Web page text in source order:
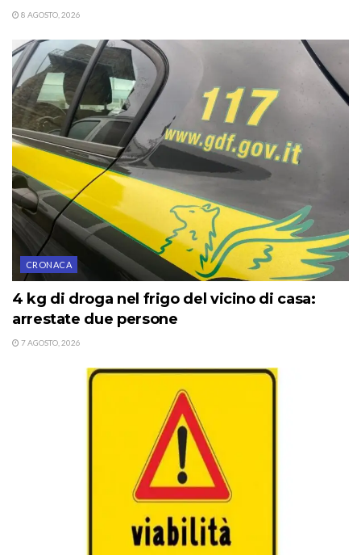
8 AGOSTO, 2026
CRONACA
4 kg di droga nel frigo del vicino di casa:
arrestate due persone
7 AGOSTO, 2026